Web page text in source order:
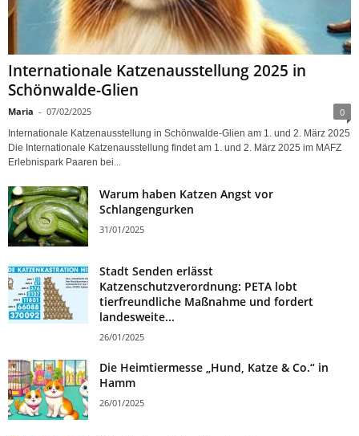
Internationale Katzenausstellung 2025 in
Schönwalde-Glien
Maria - 07/02/2025 0
Internationale Katzenausstellung in Schönwalde-Glien am 1. und 2. März 2025
Die Internationale Katzenausstellung findet am 1. und 2. März 2025 im MAFZ
Erlebnispark Paaren bei...
Warum haben Katzen Angst vor
Schlangengurken
31/01/2025
Stadt Senden erlässt
Katzenschutzverordnung: PETA lobt
tierfreundliche Maßnahme und fordert
landesweite...
26/01/2025
Die Heimtiermesse „Hund, Katze & Co.“ in
Hamm
26/01/2025